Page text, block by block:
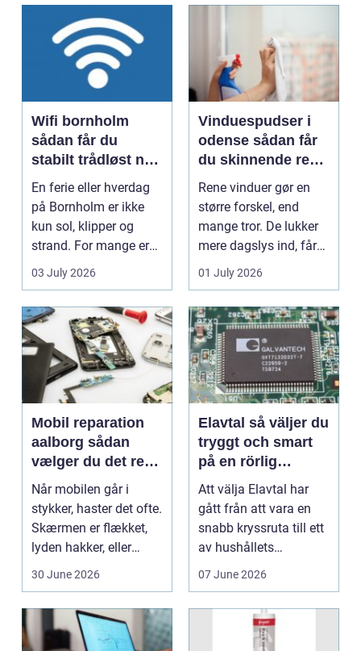
Wifi bornholm
sådan får du
stabilt trådløst net
på klippeøen
En ferie eller hverdag
på Bornholm er ikke
kun sol, klipper og
strand. For mange er
en stabil intern...
03 July 2026
Vinduespudser i
odense sådan får
du skinnende rene
ruder året rundt
Rene vinduer gør en
større forskel, end
mange tror. De lukker
mere dagslys ind, får
hjem og erhvervs...
01 July 2026
Mobil reparation
aalborg sådan
vælger du det rette
værksted
Når mobilen går i
stykker, haster det ofte.
Skærmen er flækket,
lyden hakker, eller
batteriet løber ...
30 June 2026
Elavtal så väljer du
tryggt och smart
på en rörlig
elmarknad
Att välja Elavtal har
gått från att vara en
snabb kryssruta till ett
av hushållets
viktigaste ekonom...
07 June 2026